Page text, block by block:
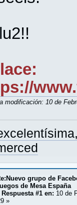
modificación: 10 de
grupo de
de Mesa España
Respuesta #1 en: 10 de
»